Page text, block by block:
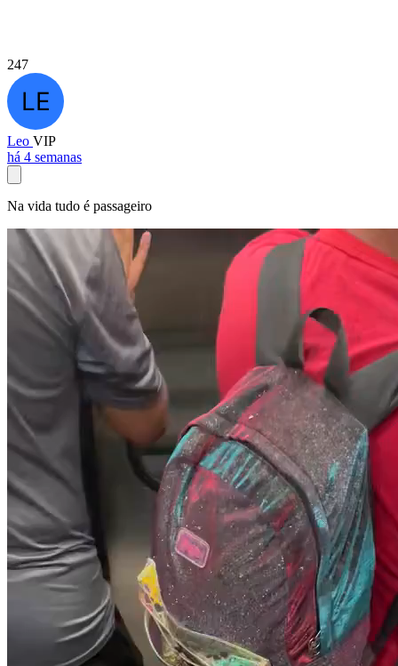
247
Leo VIP
há 4 semanas
Na vida tudo é passageiro